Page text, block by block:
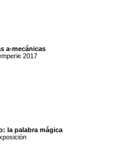
a-mecánicas
2017
la palabra mágica